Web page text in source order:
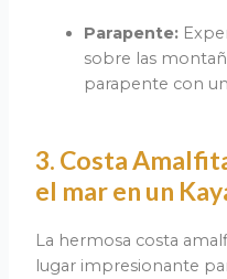
Parapente:
sobre las
parapente con
3. Costa
el mar en un
La hermosa costa
lugar impresionante